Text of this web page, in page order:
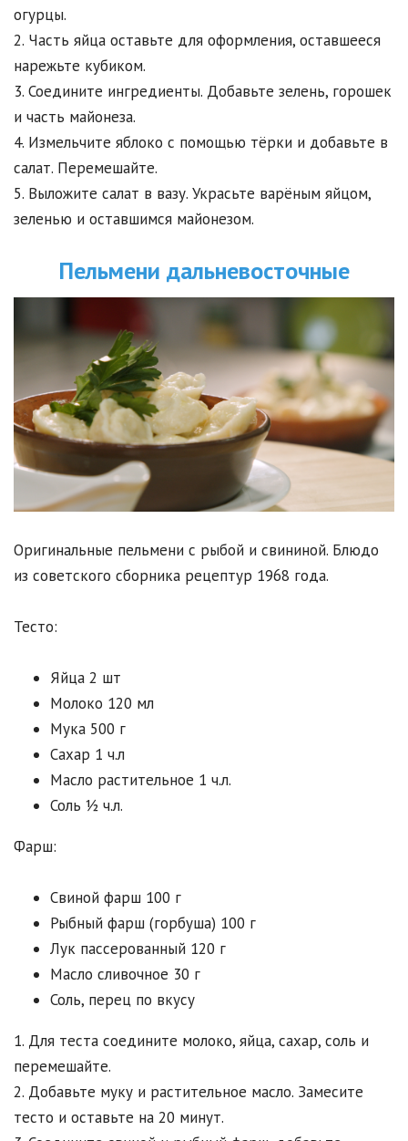
огурцы.
2. Часть яйца оставьте для оформления, оставшееся
нарежьте кубиком.
3. Соедините ингредиенты. Добавьте зелень, горошек
и часть майонеза.
4. Измельчите яблоко с помощью тёрки и добавьте в
салат. Перемешайте.
5. Выложите салат в вазу. Украсьте варёным яйцом,
зеленью и оставшимся майонезом.
Пельмени дальневосточные
Оригинальные пельмени с рыбой и свининой. Блюдо
из советского сборника рецептур 1968 года.
Тесто:
Яйца 2 шт
Молоко 120 мл
Мука 500 г
Сахар 1 ч.л
Масло растительное 1 ч.л.
Соль ½ ч.л.
Фарш:
Свиной фарш 100 г
Рыбный фарш (горбуша) 100 г
Лук пассерованный 120 г
Масло сливочное 30 г
Соль, перец по вкусу
1. Для теста соедините молоко, яйца, сахар, соль и
перемешайте.
2. Добавьте муку и растительное масло. Замесите
тесто и оставьте на 20 минут.